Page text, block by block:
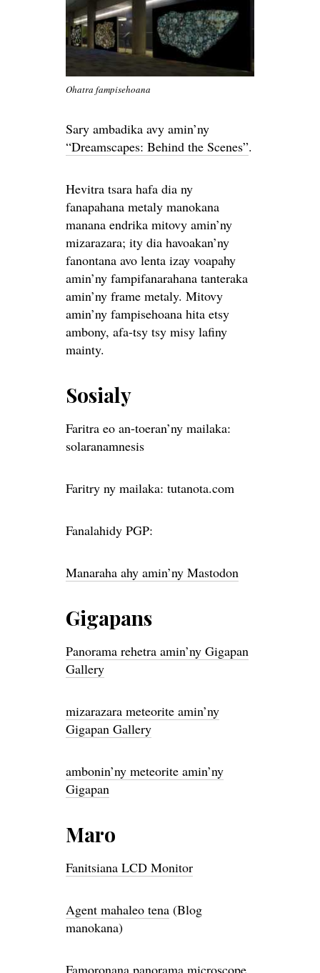
Ohatra fampisehoana
Sary ambadika avy amin’ny
“Dreamscapes: Behind the Scenes”.
Hevitra tsara hafa dia ny
fanapahana metaly manokana
manana endrika mitovy amin’ny
mizarazara; ity dia havoakan’ny
fanontana avo lenta izay voapahy
amin’ny fampifanarahana tanteraka
amin’ny frame metaly. Mitovy
amin’ny fampisehoana hita etsy
ambony, afa-tsy tsy misy lafiny
mainty.
Sosialy
Faritra eo an-toeran’ny mailaka:
solaranamnesis
Faritry ny mailaka: tutanota.com
Fanalahidy PGP:
Manaraha ahy amin’ny Mastodon
Gigapans
Panorama rehetra amin’ny Gigapan
Gallery
mizarazara meteorite amin’ny
Gigapan Gallery
ambonin’ny meteorite amin’ny
Gigapan
Maro
Fanitsiana LCD Monitor
Agent mahaleo tena (Blog
manokana)
Famoronana panorama microscope